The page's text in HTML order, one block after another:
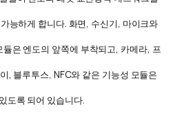
능하게 합니다. 화면, 수신기, 마이크와
은 엔도의 앞쪽에 부착되고, 카메라, 프
, 블루투스, NFC와 같은 기능성 모듈은
도록 되어 있습니다.